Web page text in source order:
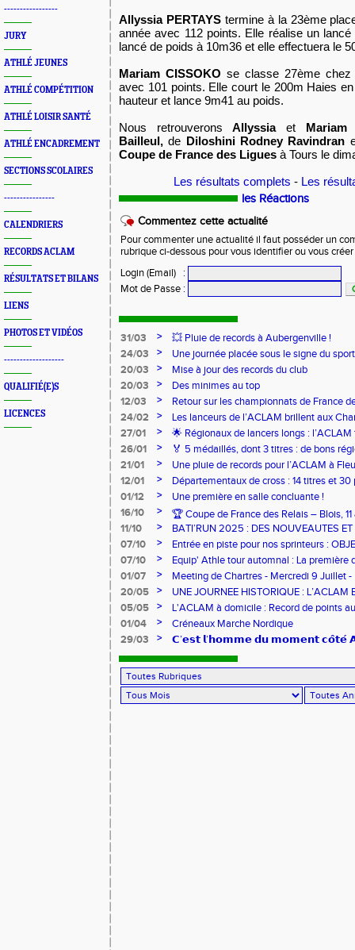
-----------------
JURY
ATHLÉ JEUNES
ATHLÉ COMPÉTITION
ATHLÉ LOISIR SANTÉ
ATHLÉ ENCADREMENT
SECTIONS SCOLAIRES
----------------
CALENDRIERS
RECORDS ACLAM
RÉSULTATS ET BILANS
LIENS
PHOTOS ET VIDÉOS
-------------------
QUALIFIÉ(E)S
LICENCES
Allyssia PERTAYStermine à la 23ème
année avec 112 points. Elle réalise un
lancé de poids à 10m36 et elle effectuera le
Mariam CISSOKO se classe 27ème
avec 101 points. Elle court le 200m Haies
hauteur et lance 9m41 au poids.
Nous retrouveronsAllyssiaet
Bailleul,de Diloshini Rodney Ravindran
Coupe de France des Ligues à Tours le
Les résultats complets - Les
les Réactions
Commentez cette actualité
Pour commenter une actualité il faut posséder un
rubrique ci-dessous pour vous identifier ou vous
Login (Email)
:
Mot de Passe :
31/03 >
💥 Pluie de records à Aubergenville !
24/03
>
Une journée placée sous le signe du
20/03
>
Mise à jour des records du club
20/03
>
Des minimes au top
12/03
>
Retour sur les championnats de France
24/02
>
Les lanceurs de l’ACLAM brillent aux
Lancers Longs à Nice
27/01 >
🌟 Régionaux de lancers longs :
sur-Loire
26/01 >
🏅 5 médaillés, dont 3 titres : de bons
pour l’Aclam !
21/01 >
Une pluie de records pour l’ACLAM à
12/01
>
Départementaux de cross : 14 titres et 30
01/12
>
Une première en salle concluante !
16/10
>
🏆 Coupe de France des Relais – Blois,
11/10
>
BATI’RUN 2025 : DES NOUVEAUTES
07/10
>
Entrée en piste pour nos sprinteurs :
FRANCE !
07/10 >
Equip' Athle tour automnal : La première
jeunes !
01/07 >
Meeting de Chartres - Mercredi 9 Juillet
20/05
>
UNE JOURNEE HISTORIQUE : L’ACLAM
05/05
>
L'ACLAM à domicile : Record de points
01/04
>
Créneaux Marche Nordique
29/03
> 𝗖’𝗲𝘀𝘁 𝗹’𝗵𝗼𝗺𝗺𝗲 𝗱𝘂 𝗺𝗼𝗺𝗲𝗻𝘁 𝗰𝗼̂𝘁𝗲́